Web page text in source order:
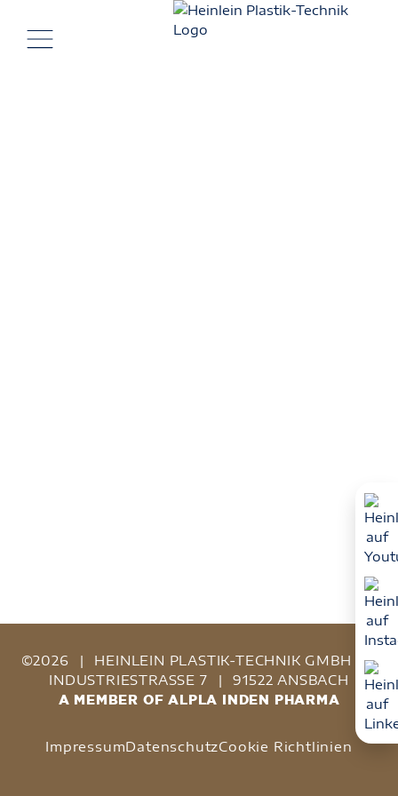
©2026 | HEINLEIN PLASTIK-TECHNIK GMBH
|
INDUSTRIESTRASSE 7
| 91522 ANSBACH
A MEMBER OF ALPLA INDEN PHARMA
ImpressumDatenschutzCookie Richtlinien